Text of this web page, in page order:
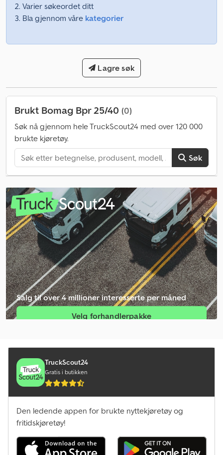
Varier søkeordet ditt
Bla gjennom våre kategorier
Lagre søk
Brukt Bomag Bpr 25/40 (0)
Søk nå gjennom hele TruckScout24 med over 120 000
brukte kjøretøy.
Søk
Salg til over 4 millioner interesserte per måned
Velg forhandlerpakke
TruckScout24
Gratis i butikken
Den ledende appen for brukte nyttekjøretøy og
fritidskjøretøy!